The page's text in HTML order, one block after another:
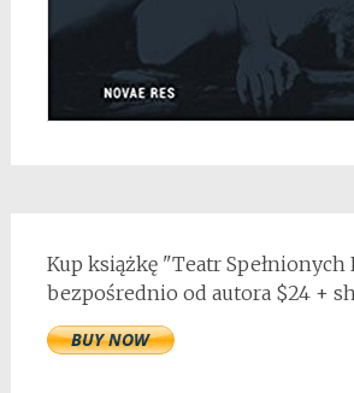
Kup książkę "Teatr Spełnionych
bezpośrednio od autora $24 +